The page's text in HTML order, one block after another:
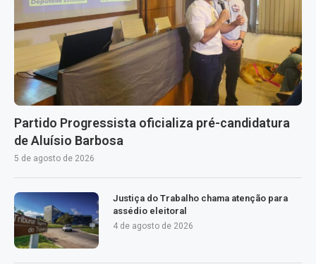
Partido Progressista oficializa pré-candidatura
de Aluísio Barbosa
5 de agosto de 2026
Justiça do Trabalho chama atenção para
assédio eleitoral
4 de agosto de 2026